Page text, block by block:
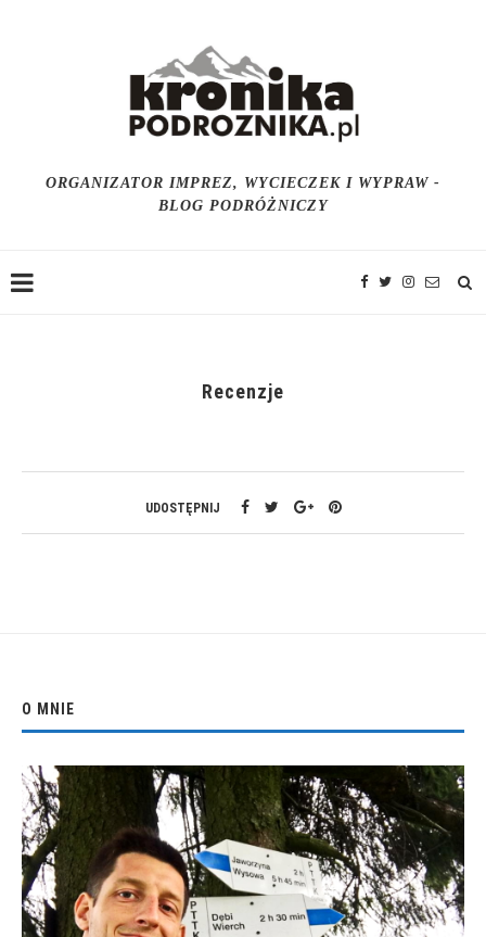
ORGANIZATOR IMPREZ, WYCIECZEK I WYPRAW -
BLOG PODRÓŻNICZY
Recenzje
UDOSTĘPNIJ
O MNIE